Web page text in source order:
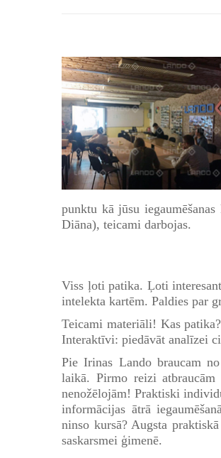
punktu kā jūsu
Diāna), teicami darbojas.
Viss ļoti patika. Ļoti
intelekta kartēm. Paldies par
Teicami materiāli! Kas
Interaktīvi: piedāvāt analīzei
Pie Irinas Lando braucam
laikā. Pirmo reizi
nenožēlojām! Praktiski
informācijas ātrā
ninso kursā? Augsta
saskarsmei ģimenē.